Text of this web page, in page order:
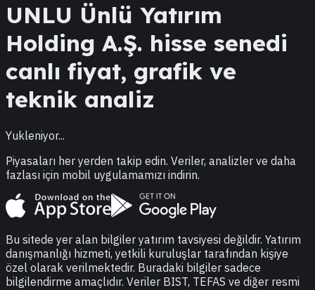
UNLU Ünlü Yatırım
Holding A.Ş. hisse senedi
canlı fiyat, grafik ve
teknik analiz
Yukleniyor...
Piyasaları her yerden takip edin. Veriler, analizler ve daha
fazlası için mobil uygulamamızı indirin.
Bu sitede yer alan bilgiler yatırım tavsiyesi değildir. Yatırım
danışmanlığı hizmeti, yetkili kuruluşlar tarafından kişiye
özel olarak verilmektedir. Buradaki bilgiler sadece
bilgilendirme amaçlıdır. Veriler BIST, TEFAS ve diğer resmi